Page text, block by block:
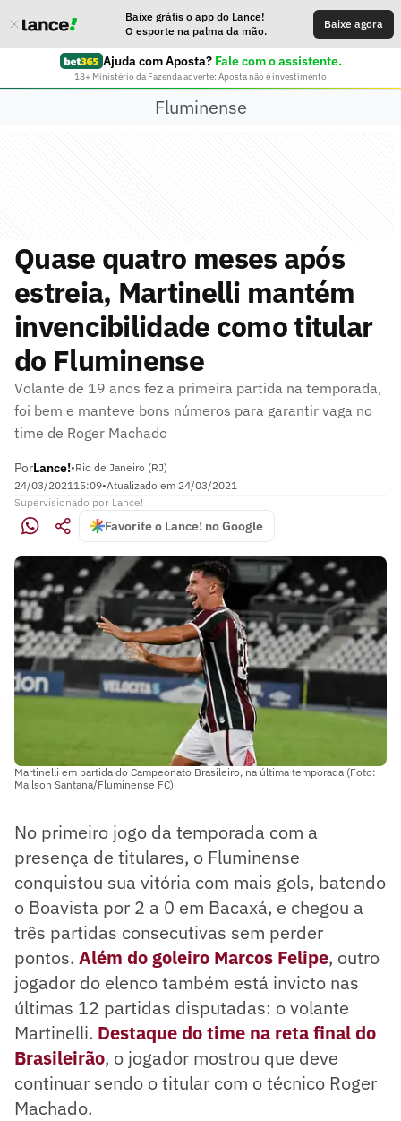
Baixe grátis o app do Lance!
O esporte na palma da mão.
Baixe agora
Ajuda com Aposta? Fale com o assistente.
18+ Ministério da Fazenda adverte: Aposta não é investimento
Fluminense
Quase quatro meses após
estreia, Martinelli mantém
invencibilidade como titular
do Fluminense
Volante de 19 anos fez a primeira partida na temporada,
foi bem e manteve bons números para garantir vaga no
time de Roger Machado
PorLance!•Rio de Janeiro (RJ)
24/03/202115:09•Atualizado em 24/03/2021
Supervisionado por Lance!
Favorite o Lance! no Google
Martinelli em partida do Campeonato Brasileiro, na última temporada (Foto:
Mailson Santana/Fluminense FC)
No primeiro jogo da temporada com a
presença de titulares, o Fluminense
conquistou sua vitória com mais gols, batendo
o Boavista por 2 a 0 em Bacaxá, e chegou a
três partidas consecutivas sem perder
pontos. Além do goleiro Marcos Felipe, outro
jogador do elenco também está invicto nas
últimas 12 partidas disputadas: o volante
Martinelli. Destaque do time na reta final do
Brasileirão, o jogador mostrou que deve
continuar sendo o titular com o técnico Roger
Machado.